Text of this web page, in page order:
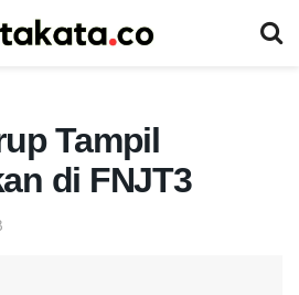
Tampil
di FNJT3